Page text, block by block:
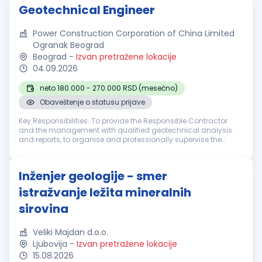
Geotechnical Engineer
Power Construction Corporation of China Limited
Ogranak Beograd
Beograd - Izvan pretražene lokacije
04.09.2026
neto 180.000 - 270.000 RSD (mesečno)
Obaveštenje o statusu prijave
Key Responsibilities: To provide the Responsible Contractor
and the management with qualified geotechnical analysis
and reports, to organise and professionally supervise the
Inženjer geologije - smer
istražvanje ležita mineralnih
sirovina
Veliki Majdan d.o.o.
Ljubovija - Izvan pretražene lokacije
15.08.2026